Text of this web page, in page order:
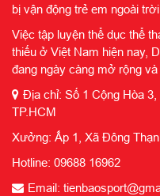
bị vận động trẻ em ngoài
Việc tập luyện thể dục thể
thiếu ở Việt Nam hiện nay,
đang ngày càng mở rộng và
Địa chỉ: Số 1 Cộng Hòa 3,
TP.HCM
Xưởng: Ấp 1, Xã Đông
Hotline: 09688 16962
Email: